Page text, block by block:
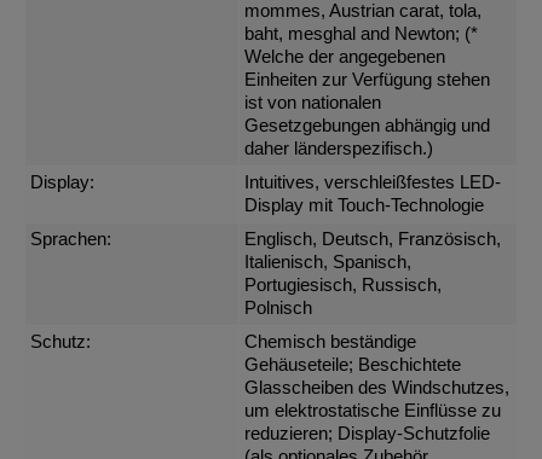
mommes, Austrian carat, tola,
baht, mesghal and Newton; (*
Welche der angegebenen
Einheiten zur Verfügung stehen
ist von nationalen
Gesetzgebungen abhängig und
daher länderspezifisch.)
Display:
Intuitives, verschleißfestes LED-
Display mit Touch-Technologie
Sprachen:
Englisch, Deutsch, Französisch,
Italienisch, Spanisch,
Portugiesisch, Russisch,
Polnisch
Schutz:
Chemisch beständige
Gehäuseteile; Beschichtete
Glasscheiben des Windschutzes,
um elektrostatische Einflüsse zu
reduzieren; Display-Schutzfolie